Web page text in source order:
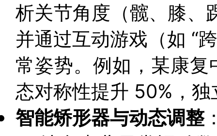
析关节角度（髋、膝、
并通过互动游戏（如 “
常姿势。例如，某康
态对称性提升 50%，
智能矫形器与动态调整